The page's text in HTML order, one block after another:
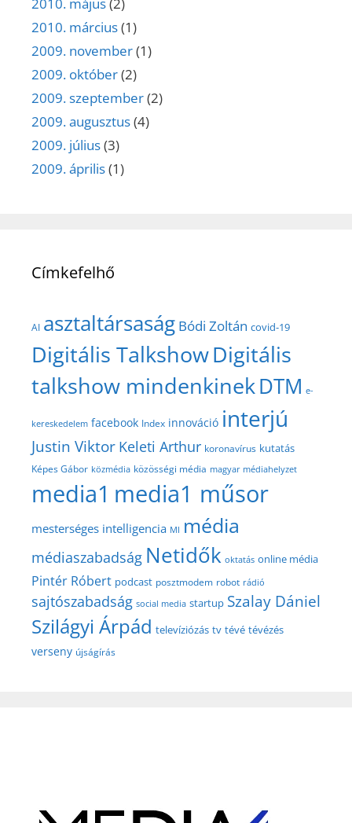
2010. március(1)
2009. november(1)
2009. október(2)
2009. szeptember(2)
2009. augusztus(4)
2009. július(3)
2009. április(1)
Címkefelhő
AI asztaltársaság Bódi Zoltán covid-19
Digitális TalkshowDigitális
talkshow mindenkinekDTM e-
kereskedelem facebook Index innováció interjú
Justin Viktor Keleti Arthur koronavírus kutatás
Képes Gábor közmédia közösségi média magyar médiahelyzet
media1 media1 műsor
mesterséges intelligencia MI média
médiaszabadság Netidők oktatás online média
Pintér Róbert podcast posztmodem robot rádió
sajtószabadság social media startup Szalay Dániel
Szilágyi Árpád televíziózás tv tévé tévézés
verseny újságírás